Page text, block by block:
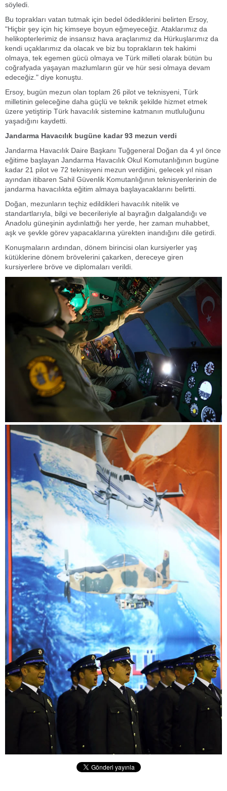
söyledi.
Bu toprakları vatan tutmak için bedel ödediklerini belirten Ersoy,
"Hiçbir şey için hiç kimseye boyun eğmeyeceğiz. Ataklarımız da
helikopterlerimiz de insansız hava araçlarımız da Hürkuşlarımız da
kendi uçaklarımız da olacak ve biz bu toprakların tek hakimi
olmaya, tek egemen gücü olmaya ve Türk milleti olarak bütün bu
coğrafyada yaşayan mazlumların gür ve hür sesi olmaya devam
edeceğiz." diye konuştu.
Ersoy, bugün mezun olan toplam 26 pilot ve teknisyeni, Türk
milletinin geleceğine daha güçlü ve teknik şekilde hizmet etmek
üzere yetiştirip Türk havacılık sistemine katmanın mutluluğunu
yaşadığını kaydetti.
Jandarma Havacılık bugüne kadar 93 mezun verdi
Jandarma Havacılık Daire Başkanı Tuğgeneral Doğan da 4 yıl önce
eğitime başlayan Jandarma Havacılık Okul Komutanlığının bugüne
kadar 21 pilot ve 72 teknisyeni mezun verdiğini, gelecek yıl nisan
ayından itibaren Sahil Güvenlik Komutanlığının teknisyenlerinin de
jandarma havacılıkta eğitim almaya başlayacaklarını belirtti.
Doğan, mezunların teçhiz edildikleri havacılık nitelik ve
standartlarıyla, bilgi ve becerileriyle al bayrağın dalgalandığı ve
Anadolu güneşinin aydınlattığı her yerde, her zaman muhabbet,
aşk ve şevkle görev yapacaklarına yürekten inandığını dile getirdi.
Konuşmaların ardından, dönem birincisi olan kursiyerler yaş
kütüklerine dönem brövelerini çakarken, dereceye giren
kursiyerlere bröve ve diplomaları verildi.